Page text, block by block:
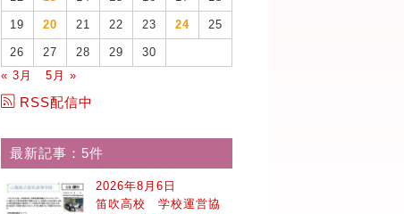
19 20 21 22 23 24 25
26 27 28 29
30
« 3月
5月 »
RSS配信中
最新記事：5件
2026年8月6日
笛吹高校 学校運営協